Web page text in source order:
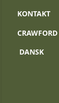
KONTAKT
DANSK